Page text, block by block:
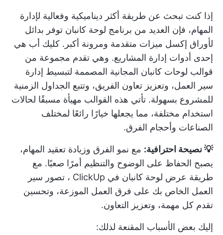
إذا كنت تبحث عن طريقة أكثر ديناميكية وفعالية لإدارة
المهام، فإن العديد من برنامج لوحة كانبان توفر بدائل
لأوراق إكسل ميزات متقدمة ومرونة أكبر. كليك أب هي
إحدى أدوات إدارة المشاريع. وهي تقدم مجموعة من
قوالب لوحات كانبان المجانية المصممة لتبسيط إدارة
سير العمل، وتعزيز تعاون الفريق، وتتبع الجداول الزمنية
للمشروع بسهولة. تأتي هذه القوالب مهيأة مسبقًا لحالات
استخدام مختلفة، مما يجعلها خيارًا رائعًا لمختلف
الصناعات وأحجام الفرق.
💡 نصيحة احترافية: مع نمو الفرق وزيادة تعقيد المهام،
يصبح الحفاظ على الوضوح والتنظيم أمرًا صعبًا. مع
طريقة عرض لوحة كانبان في ClickUp
، تصور سير
العمل الخاص بك على فرق العمل الموزعة، وتحسين
تقدم كل مهمة، وتعزيز التعاون.
إليك بعض الأسباب المقنعة لذلك: